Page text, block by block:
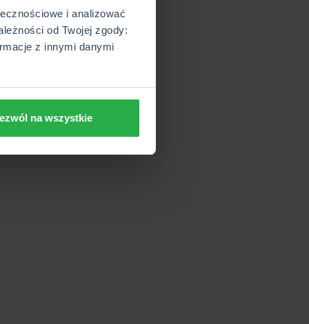
i analizować
od Twojej zgody:
z innymi danymi
na wszystkie